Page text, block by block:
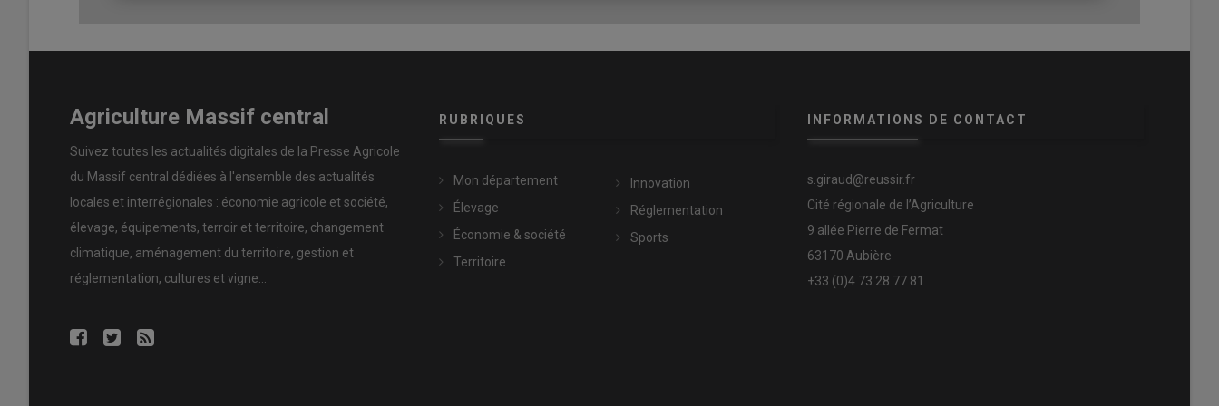
froide… Une fromagerie est un projet qu’il faut bien mûrir pour éviter d’aller à l’échec. Pour moi, un tel outil sur mon
exploitation c’est : la valorisation de mon produit, l’image de notre agriculture composée de fermes à taille humaine, de
nos fromages AOP. J’aime le contact avec les clients. Quand ils reviennent parce qu’ils apprécient notre produit, c’est
une véritable satisfaction.”
Agriculture Massif central
Suivez toutes les actualités digitales de la Presse Agricole
du Massif central dédiées à l'ensemble des actualités
locales et interrégionales : économie agricole et société,
élevage, équipements, terroir et territoire, changement
climatique, aménagement du territoire, gestion et
réglementation, cultures et vigne...
RUBRIQUES
Mon département
Élevage
Économie & société
Territoire
Innovation
Réglementation
Sports
INFORMATIONS DE CONTACT
s.giraud@reussir.fr
Cité régionale de l’Agriculture
9 allée Pierre de Fermat
63170 Aubière
+33 (0)4 73 28 77 81